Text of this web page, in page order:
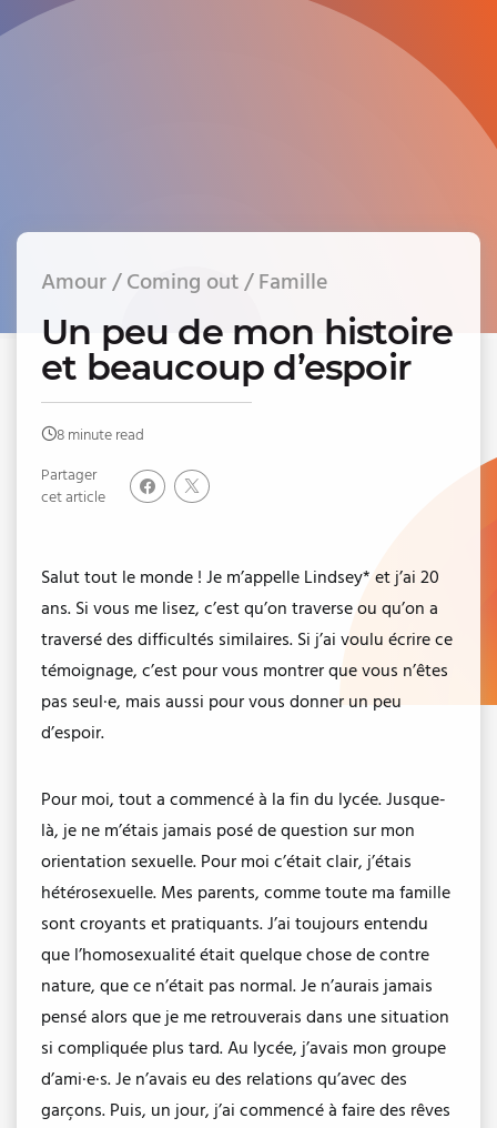
Amour / Coming out / Famille
Un peu de mon histoire
et beaucoup d’espoir
8 minute read
Partager
cet article
Salut tout le monde ! Je m’appelle Lindsey* et j’ai 20
ans. Si vous me lisez, c’est qu’on traverse ou qu’on a
traversé des difficultés similaires. Si j’ai voulu écrire ce
témoignage, c’est pour vous montrer que vous n’êtes
pas seul·e, mais aussi pour vous donner un peu
d’espoir.
Pour moi, tout a commencé à la fin du lycée. Jusque-
là, je ne m’étais jamais posé de question sur mon
orientation sexuelle. Pour moi c’était clair, j’étais
hétérosexuelle. Mes parents, comme toute ma famille
sont croyants et pratiquants. J’ai toujours entendu
que l’homosexualité était quelque chose de contre
nature, que ce n’était pas normal. Je n’aurais jamais
pensé alors que je me retrouverais dans une situation
si compliquée plus tard. Au lycée, j’avais mon groupe
d’ami·e·s. Je n’avais eu des relations qu’avec des
garçons. Puis, un jour, j’ai commencé à faire des rêves